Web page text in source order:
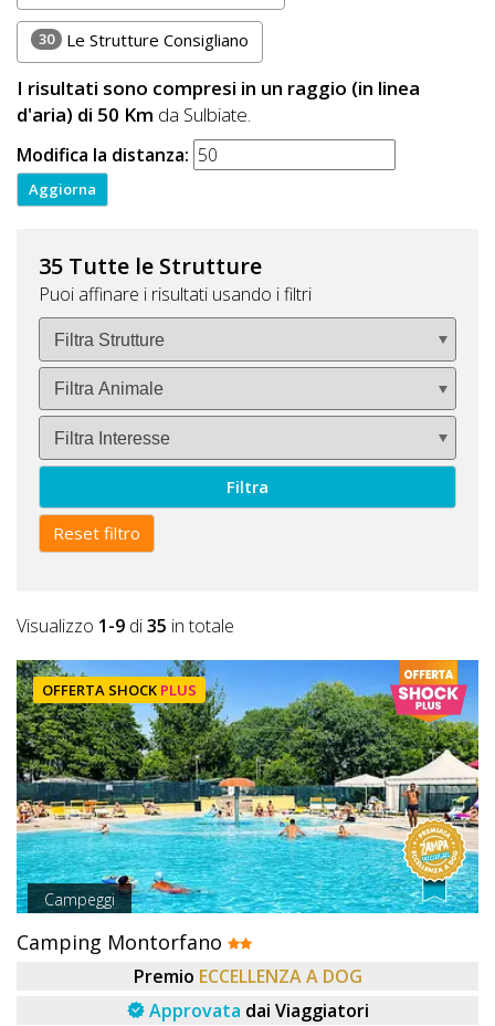
30 Le Strutture Consigliano
I risultati sono compresi in un raggio (in linea
d'aria) di 50 Km da Sulbiate.
Modifica la distanza:
35 Tutte le Strutture
Puoi affinare i risultati usando i filtri
Filtra
Reset filtro
Visualizzo 1-9 di35 in totale
OFFERTA SHOCK PLUS
Campeggi
Camping Montorfano
Premio ECCELLENZA A DOG
Approvata dai Viaggiatori